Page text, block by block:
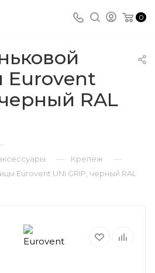
0
Eurovent
RAL
— Крепеж —
Eurovent UNI GRIP, черный RAL